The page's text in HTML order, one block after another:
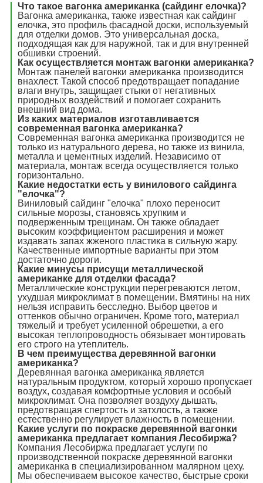
Что такое вагонка американка (сайдинг елочка)?
Вагонка американка, также известная как сайдинг
елочка, это профиль фасадной доски, используемый
для отделки домов. Это универсальная доска,
подходящая как для наружной, так и для внутренней
обшивки строений.
Как осуществляется монтаж вагонки американка?
Монтаж панелей вагонки американка производится
внахлест. Такой способ предотвращает попадание
влаги внутрь, защищает стыки от негативных
природных воздействий и помогает сохранить
внешний вид дома.
Из каких материалов изготавливается
современная вагонка американка?
Современная вагонка американка производится не
только из натурального дерева, но также из винила,
металла и цементных изделий. Независимо от
материала, монтаж всегда осуществляется только
горизонтально.
Какие недостатки есть у винилового сайдинга
"елочка"?
Виниловый сайдинг "елочка" плохо переносит
сильные морозы, становясь хрупким и
подверженным трещинам. Он также обладает
высоким коэффициентом расширения и может
издавать запах жженого пластика в сильную жару.
Качественные импортные варианты при этом
достаточно дороги.
Какие минусы присущи металлической
американке для отделки фасада?
Металлические конструкции перегреваются летом,
ухудшая микроклимат в помещении. Вмятины на них
нельзя исправить бесследно. Выбор цветов и
оттенков обычно ограничен. Кроме того, материал
тяжелый и требует усиленной обрешетки, а его
высокая теплопроводность обязывает монтировать
его строго на утеплитель.
В чем преимущества деревянной вагонки
американка?
Деревянная вагонка американка является
натуральным продуктом, который хорошо пропускает
воздух, создавая комфортные условия и особый
микроклимат. Она позволяет воздуху дышать,
предотвращая спертость и затхлость, а также
естественно регулирует влажность в помещении.
Какие услуги по покраске деревянной вагонки
американка предлагает компания Лесобиржа?
Компания Лесобиржа предлагает услуги по
производственной покраске деревянной вагонки
американка в специализированном малярном цеху.
Мы обеспечиваем высокое качество, быстрые сроки